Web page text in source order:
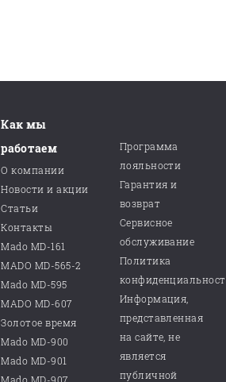
Как мы
работаем
О компании
Новости и акции
Статьи
Контакты
Mado MD-161
MADO MD-565-2
Mado MD-595
MADO MD-607
Золотое время
Mado MD-900
Mado MD-901
Программа
лояльности
Гарантия и
возврат
Сервисное
обслуживание
Политика
Информация,
представленная
на сайте, не
является
публичной